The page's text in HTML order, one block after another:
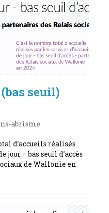
seuil)
abrisme
d’accueils réalisés
jour – bas seuil d’accès
de Wallonie en